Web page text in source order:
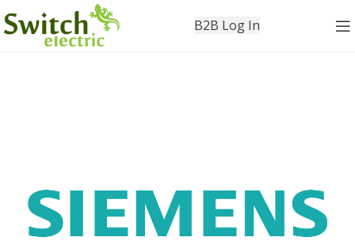
B2B Log In